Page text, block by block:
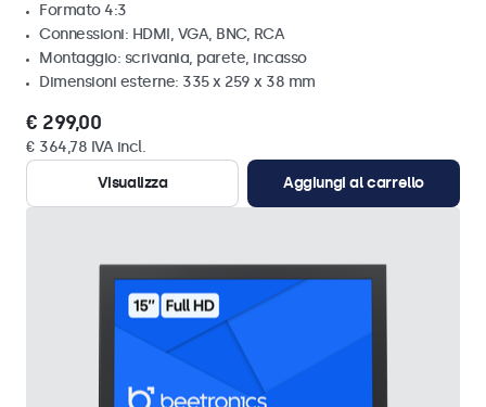
Formato 4:3
Connessioni: HDMI, VGA, BNC, RCA
Montaggio: scrivania, parete, incasso
Dimensioni esterne: 335 x 259 x 38 mm
€ 299,00
€ 364,78 IVA incl.
Visualizza
Aggiungi al carrello